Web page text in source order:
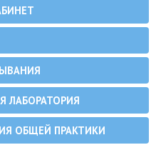
ЛАБОРАТОРИЯ
ОБЩЕЙ ПРАКТИКИ